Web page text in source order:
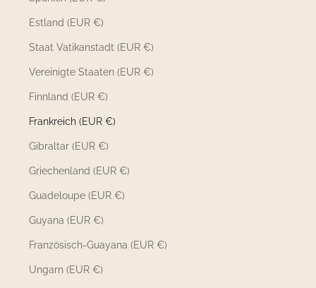
Estland (EUR €)
Staat Vatikanstadt (EUR €)
Vereinigte Staaten (EUR €)
Finnland (EUR €)
Frankreich (EUR €)
Gibraltar (EUR €)
Griechenland (EUR €)
Guadeloupe (EUR €)
Guyana (EUR €)
Französisch-Guayana (EUR €)
Ungarn (EUR €)